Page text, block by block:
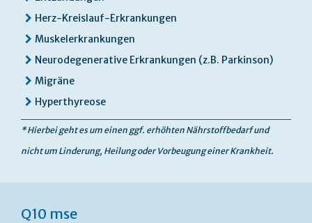
Herz-Kreislauf-Erkrankungen
Muskelerkrankungen
Neurodegenerative Erkrankungen (z.B. Parkinson)
Migräne
Hyperthyreose
* Hierbei geht es um einen ggf. erhöhten Nährstoffbedarf und
nicht um Linderung, Heilung oder Vorbeugung einer Krankheit.
Q10 mse